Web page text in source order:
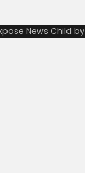
News Child by